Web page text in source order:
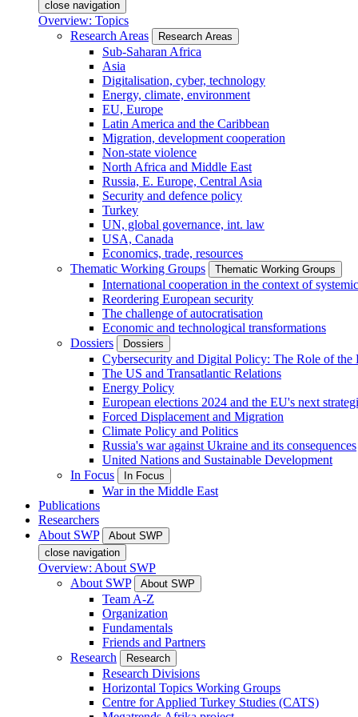
close navigation
Overview: Topics
Research Areas
Research Areas
Sub-Saharan Africa
Asia
Digitalisation, cyber, technology
Energy, climate, environment
EU, Europe
Latin America and the Caribbean
Migration, development cooperation
Non-state violence
North Africa and Middle East
Russia, E. Europe, Central Asia
Security and defence policy
Turkey
UN, global governance, int. law
USA, Canada
Economics, trade, resources
Thematic Working Groups
Thematic Working Groups
International cooperation in the context of
Reordering European security
The challenge of autocratisation
Economic and technological transformations
Dossiers
Dossiers
Cybersecurity and Digital Policy: The Role of
The US and Transatlantic Relations
Energy Policy
European elections 2024 and the EU's next
Forced Displacement and Migration
Climate Policy and Politics
Russia's war against Ukraine and its consequences
United Nations and Sustainable Development
In Focus
In Focus
War in the Middle East
Publications
Researchers
About SWP
About SWP
close navigation
Overview: About SWP
About SWP
About SWP
Team A-Z
Organization
Fundamentals
Friends and Partners
Research
Research
Research Divisions
Horizontal Topics Working Groups
Centre for Applied Turkey Studies (CATS)